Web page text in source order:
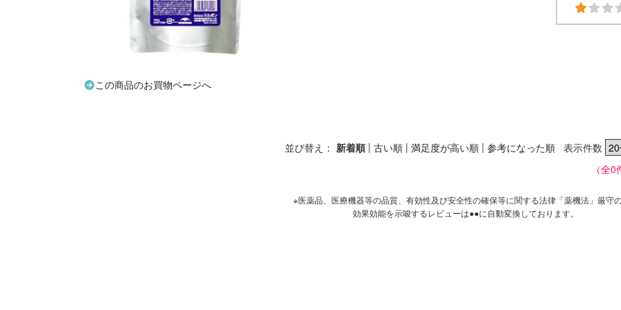
この商品のお買物ページへ
並び替え： 新着順 | 古い順 | 満足度が高い順 | 参考になった順 表示件数
（全
※医薬品、医療機器等の品質、有効性及び安全性の確保等に関する法律「薬機法」厳守
効果効能を示唆するレビューは●●に自動変換しております。